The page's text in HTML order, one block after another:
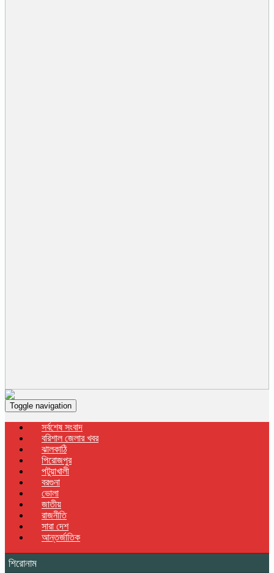
Toggle navigation
সর্বশেষ সংবাদ
বরিশাল জেলার খবর
ঝালকাঠি
পিরোজপুর
পটুয়াখালী
বরগুনা
ভোলা
জাতীয়
রাজনীতি
সারা দেশ
আন্তর্জাতিক
শিরোনাম